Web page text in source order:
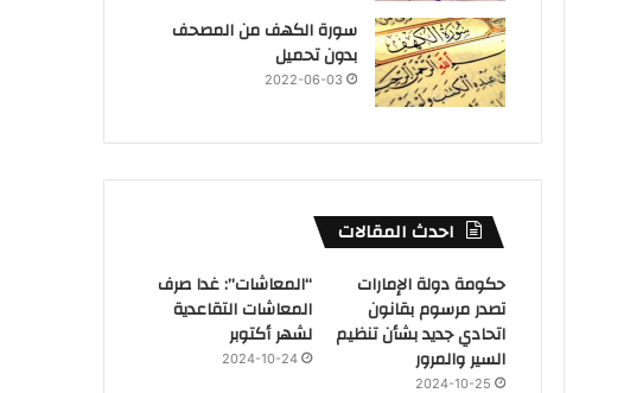
سورة الكهف من المصحف
بدون تحميل
2022-06-03
احدث المقالات
حكومة دولة الإمارات
تصدر مرسوم بقانون
اتحادي جديد بشأن تنظيم
السير والمرور
2024-10-25
“المعاشات”: غدا صرف
المعاشات التقاعدية
لشهر أكتوبر
2024-10-24